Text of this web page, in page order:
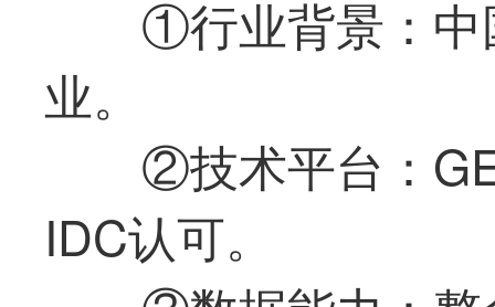
①行业背景：中
业。
②技术平台：
IDC认可。